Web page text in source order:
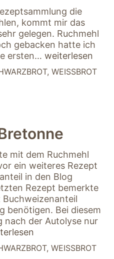
die
kommt mir das
gelegen. Ruchmehl
gebacken hatte ich
ersten… weiterlesen
WEISSBROT
mit dem Ruchmehl
ein weiteres Rezept
in den Blog
Rezept bemerkte
Buchweizenanteil
benötigen. Bei diesem
nach der Autolyse nur
WEISSBROT